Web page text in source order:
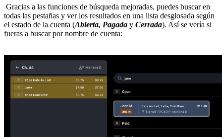
Gracias a las funciones de búsqueda mejoradas, puedes buscar en
todas las pestañas y ver los resultados en una lista desglosada según
el estado de la cuenta (Abierta, Pagada y Cerrada). Así se vería si
fueras a buscar por nombre de cuenta: